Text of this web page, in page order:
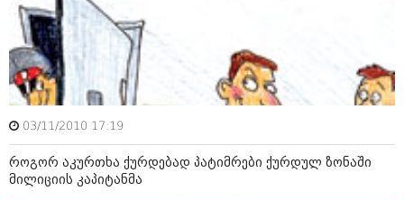
რომანი და დეტექტივი
სახალისო ამბები
შოუბიზნესი
დაიჯესტი
ქალი და მამაკაცი
ისტორია
დაიჯესტი
ქალი და მამაკაცი
ისტორია
სხვადასხვა
ანონსი
03/11/2010 17:19
როგორ აკურთხა ქურდებად პატიმრები ქურდულ ზონაში
მილიციის კაპიტანმა